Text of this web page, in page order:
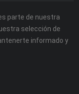
parte de nuestra
selección de
informado y